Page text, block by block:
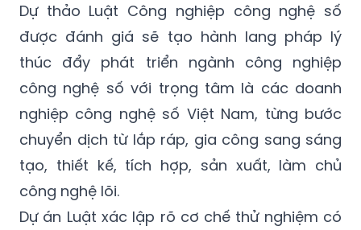
Dự thảo Luật Công nghiệp công nghệ số
được đánh giá sẽ tạo hành lang pháp lý
thúc đẩy phát triển ngành công nghiệp
công nghệ số với trọng tâm là các doanh
nghiệp công nghệ số Việt Nam, từng bước
chuyển dịch từ lắp ráp, gia công sang sáng
tạo, thiết kế, tích hợp, sản xuất, làm chủ
công nghệ lõi.
Dự án Luật xác lập rõ cơ chế thử nghiệm có